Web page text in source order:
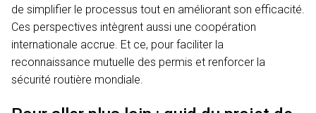
de simplifier le processus tout en améliorant son efficacité.
Ces perspectives intègrent aussi une coopération
internationale accrue. Et ce, pour faciliter la
reconnaissance mutuelle des permis et renforcer la
sécurité routière mondiale.